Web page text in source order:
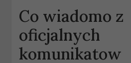
Co wiadomo z
oficjalnych
komunikatow